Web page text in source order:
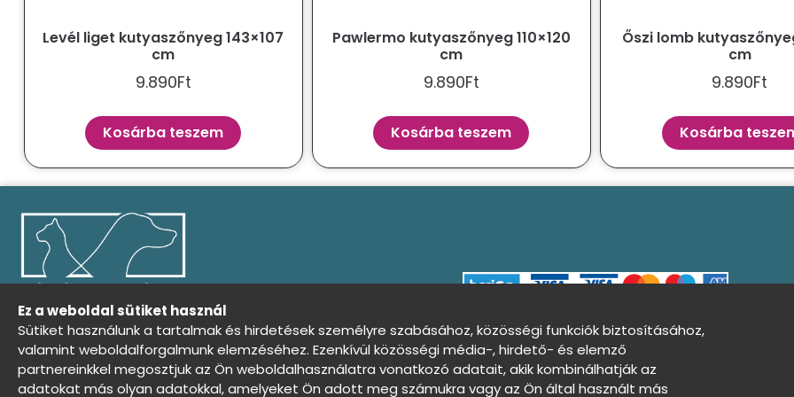
Levél liget kutyaszőnyeg 143×107
cm
9.890Ft
Kosárba teszem
Pawlermo kutyaszőnyeg 110×120
cm
9.890Ft
Kosárba teszem
Őszi lomb
cm
9.890Ft
Kosárba
Általános Szerződési Feltételek Adatkezelési tájékoztató
Ez a weboldal sütiket használ
Sütiket használunk a tartalmak és hirdetések személyre szabásához, közösségi funkciók biztosításához,
valamint weboldalforgalmunk elemzéséhez. Ezenkívül közösségi média-, hirdető- és elemző
partnereinkkel megosztjuk az Ön weboldalhasználatra vonatkozó adatait, akik kombinálhatják az
adatokat más olyan adatokkal, amelyeket Ön adott meg számukra vagy az Ön által használt más